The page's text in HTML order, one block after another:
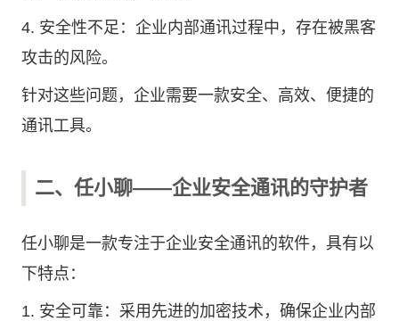
4. 安全性不足：企业内部通讯过程中，存在被黑客
攻击的风险。
针对这些问题，企业需要一款安全、高效、便捷的
通讯工具。
二、任小聊——企业安全通讯的守护者
任小聊是一款专注于企业安全通讯的软件，具有以
下特点：
1. 安全可靠：采用先进的加密技术，确保企业内部